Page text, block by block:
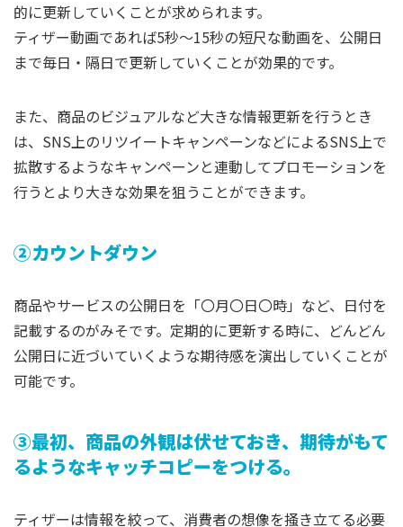
的に更新していくことが求められます。
ティザー動画であれば5秒～15秒の短尺な動画を、公開日
まで毎日・隔日で更新していくことが効果的です。
また、商品のビジュアルなど大きな情報更新を行うとき
は、SNS上のリツイートキャンペーンなどによるSNS上で
拡散するようなキャンペーンと連動してプロモーションを
行うとより大きな効果を狙うことができます。
②カウントダウン
商品やサービスの公開日を「〇月〇日〇時」など、日付を
記載するのがみそです。定期的に更新する時に、どんどん
公開日に近づいていくような期待感を演出していくことが
可能です。
③最初、商品の外観は伏せておき、期待がもて
るようなキャッチコピーをつける。
ティザーは情報を絞って、消費者の想像を掻き立てる必要